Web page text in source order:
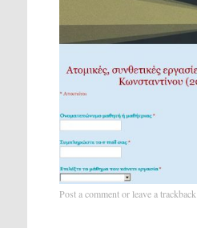
Post a commentor leave a trackback: